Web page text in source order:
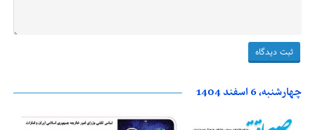
چهارشنبه، 6 اسفند 1404